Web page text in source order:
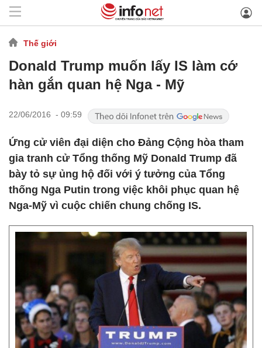
Thế giới
Donald Trump muốn lấy IS làm cớ
hàn gắn quan hệ Nga - Mỹ
22/06/2016 - 09:59
Ứng cử viên đại diện cho Đảng Cộng hòa tham
gia tranh cử Tổng thống Mỹ Donald Trump đã
bày tỏ sự ủng hộ đối với ý tưởng của Tổng
thống Nga Putin trong việc khôi phục quan hệ
Nga-Mỹ vì cuộc chiến chung chống IS.